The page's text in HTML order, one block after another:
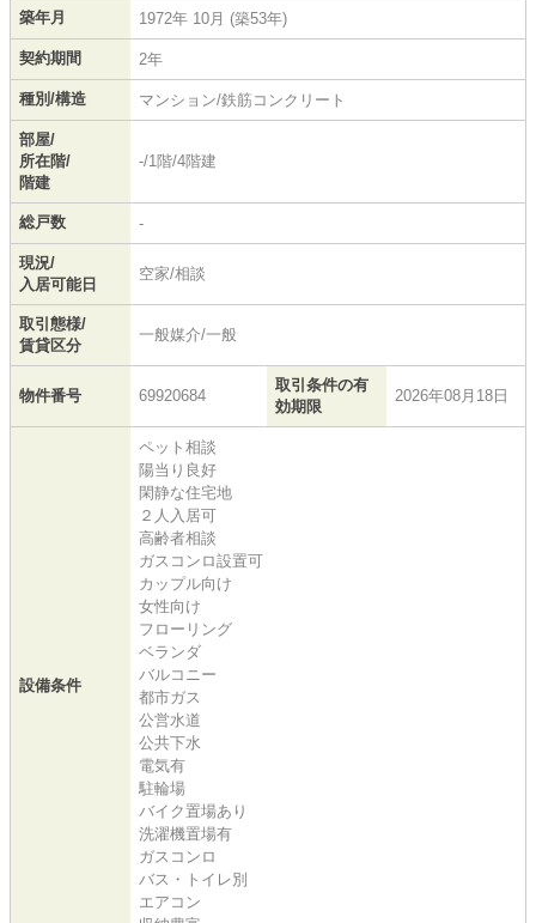
築年月 1972年 10月 (築53年)
契約期間 2年
種別/構造 マンション/鉄筋コンクリート
部屋/
所在階/
階建
-/1階/4階建
総戸数 -
現況/
入居可能日
空家/相談
取引態様/
賃貸区分
一般媒介/一般
物件番号 69920684
取引条件の有
効期限
2026年08月18日
設備条件
ペット相談
陽当り良好
閑静な住宅地
２人入居可
高齢者相談
ガスコンロ設置可
カップル向け
女性向け
フローリング
ベランダ
バルコニー
都市ガス
公営水道
公共下水
電気有
駐輪場
バイク置場あり
洗濯機置場有
ガスコンロ
バス・トイレ別
エアコン